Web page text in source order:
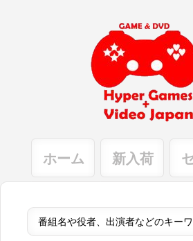
ホーム 新入荷